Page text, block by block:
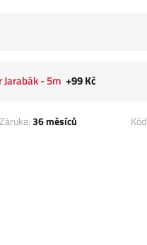
- 5m +99 Kč
Záruka:36 měsíců